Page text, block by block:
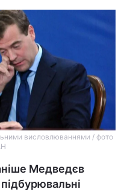
висловлюваннями / фото
Медведєв